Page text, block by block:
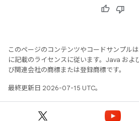
このページのコンテンツやコードサンプルは
に記載のライセンスに従います。Java およ
び関連会社の商標または登録商標です。
最終更新日 2026-07-15 UTC。